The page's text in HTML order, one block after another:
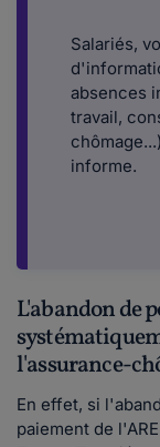
Salariés,
absences
travail,
informe.
L'abandon de
l'assurance-
En effet, si
paiement de